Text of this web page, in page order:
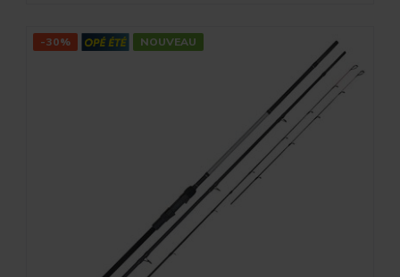
-30% NOUVEAU